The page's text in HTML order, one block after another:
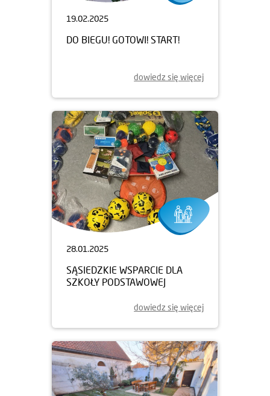
19.02.2025
DO BIEGU! GOTOWI! START!
dowiedz się więcej
28.01.2025
SĄSIEDZKIE WSPARCIE DLA
SZKOŁY PODSTAWOWEJ
dowiedz się więcej